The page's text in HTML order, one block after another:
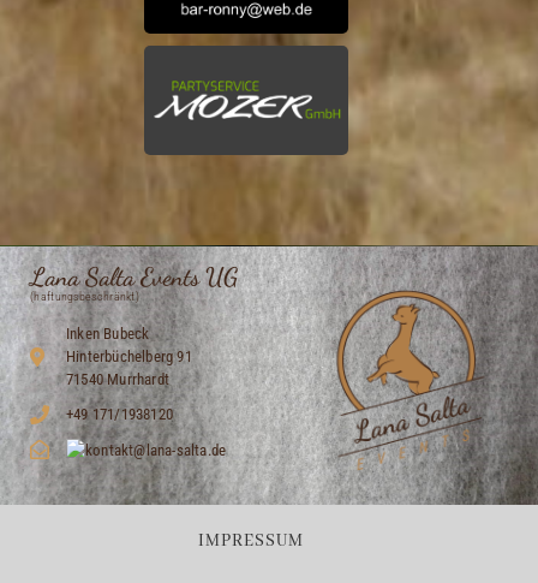
Lana Salta Events UG
(haftungsbeschränkt)
Inken Bubeck
Hinterbüchelberg 91
71540 Murrhardt
+49 171/1938120
IMPRESSUM